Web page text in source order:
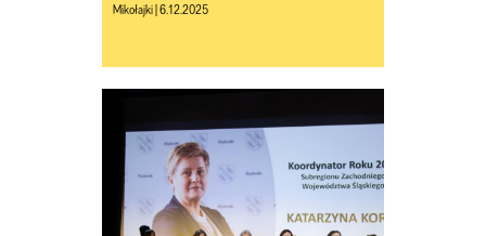
Mikołajki | 6.12.2025